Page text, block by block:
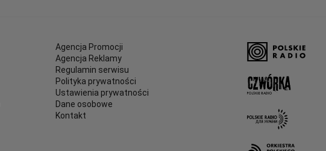
Agencja Promocji
Agencja Reklamy
Regulamin serwisu
Polityka prywatności
Ustawienia prywatności
Dane osobowe
Kontakt